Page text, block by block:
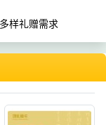
样礼赠需求